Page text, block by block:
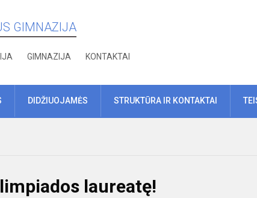
GIMNAZIJA
GIMNAZIJA KONTAKTAI
DIDŽIUOJAMĖS STRUKTŪRA IR KONTAKTAI
laureatę!